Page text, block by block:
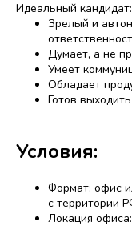
Идеальный кандидат:
Зрелый и
Думает, а не
Умеет
Обладает
Готов
Условия:
Формат: офис
с территории
Локация